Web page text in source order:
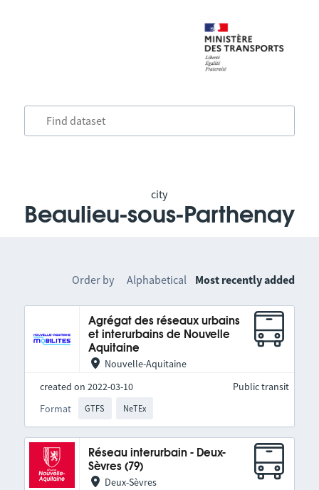
city
Beaulieu-sous-Parthenay
Order by Alphabetical Most recently added
Agrégat des réseaux urbains
et interurbains de Nouvelle
Aquitaine
Nouvelle-Aquitaine
created on 2022-03-10
Format
GTFS NeTEx
Public transit
Réseau interurbain - Deux-
Sèvres (79)
Deux-Sèvres